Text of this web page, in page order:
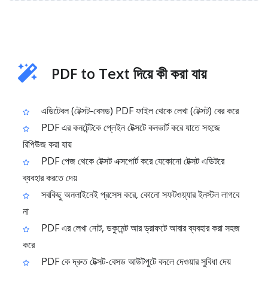
PDF to Text দিয়ে কী করা যায়
এডিটেবল (টেক্সট-বেসড) PDF ফাইল থেকে লেখা (টেক্সট) বের করে
PDF এর কনটেন্টকে প্লেইন টেক্সটে কনভার্ট করে যাতে সহজে
রিপিউজ করা যায়
PDF পেজ থেকে টেক্সট এক্সপোর্ট করে যেকোনো টেক্সট এডিটরে
ব্যবহার করতে দেয়
সবকিছু অনলাইনেই প্রসেস করে, কোনো সফটওয়্যার ইনস্টল লাগবে
না
PDF এর লেখা নোট, ডকুমেন্ট আর ড্রাফটে আবার ব্যবহার করা সহজ
করে
PDF কে দ্রুত টেক্সট-বেসড আউটপুটে বদলে দেওয়ার সুবিধা দেয়